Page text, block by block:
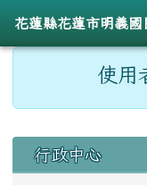
花蓮縣花蓮
導覽列
花蓮縣花蓮市明義國
主內容區域
使用
左邊區域內容
行政中心
頁尾區域